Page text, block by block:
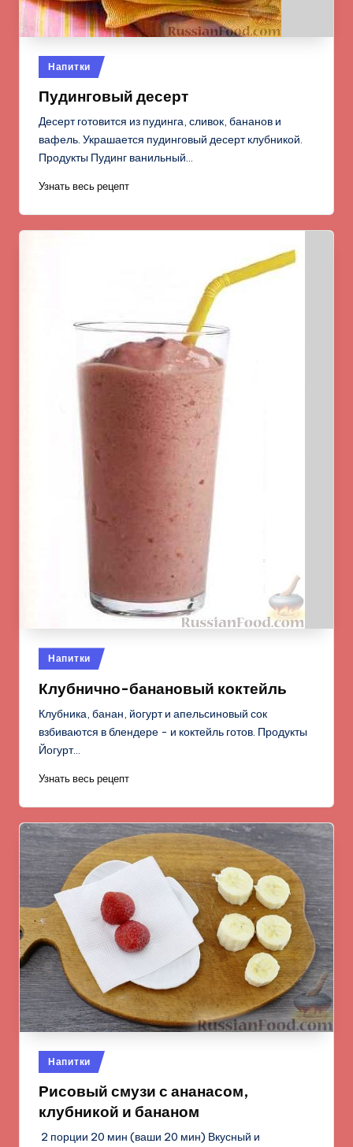
Опубликовано
в
Напитки
Пудинговый десерт
Десерт готовится из пудинга, сливок, бананов и
вафель. Украшается пудинговый десерт клубникой.
Продукты Пудинг ванильный…
Узнать весь рецепт
Опубликовано
в
Напитки
Клубнично-банановый коктейль
Клубника, банан, йогурт и апельсиновый сок
взбиваются в блендере - и коктейль готов. Продукты
Йогурт…
Узнать весь рецепт
Опубликовано
в
Напитки
Рисовый смузи с ананасом,
клубникой и бананом
2 порции 20 мин (ваши 20 мин) Вкусный и